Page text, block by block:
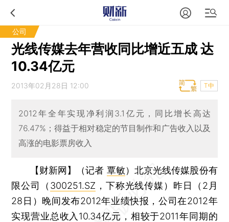
公司
光线传媒去年营收同比增近五成 达
10.34亿元
2013年02月28日 12:00 T中
2012年全年实现净利润3.1亿元，同比增长高达
76.47%；得益于相对稳定的节目制作和广告收入以及
高涨的电影票房收入
【财新网】（记者 覃敏） 北京光线传媒股份有
限公司（ 300251.SZ ，下称光线传媒）昨日（2月
28日）晚间发布2012年业绩快报，公司在2012年
实现营业总收入10.34亿元，相较于2011年同期的